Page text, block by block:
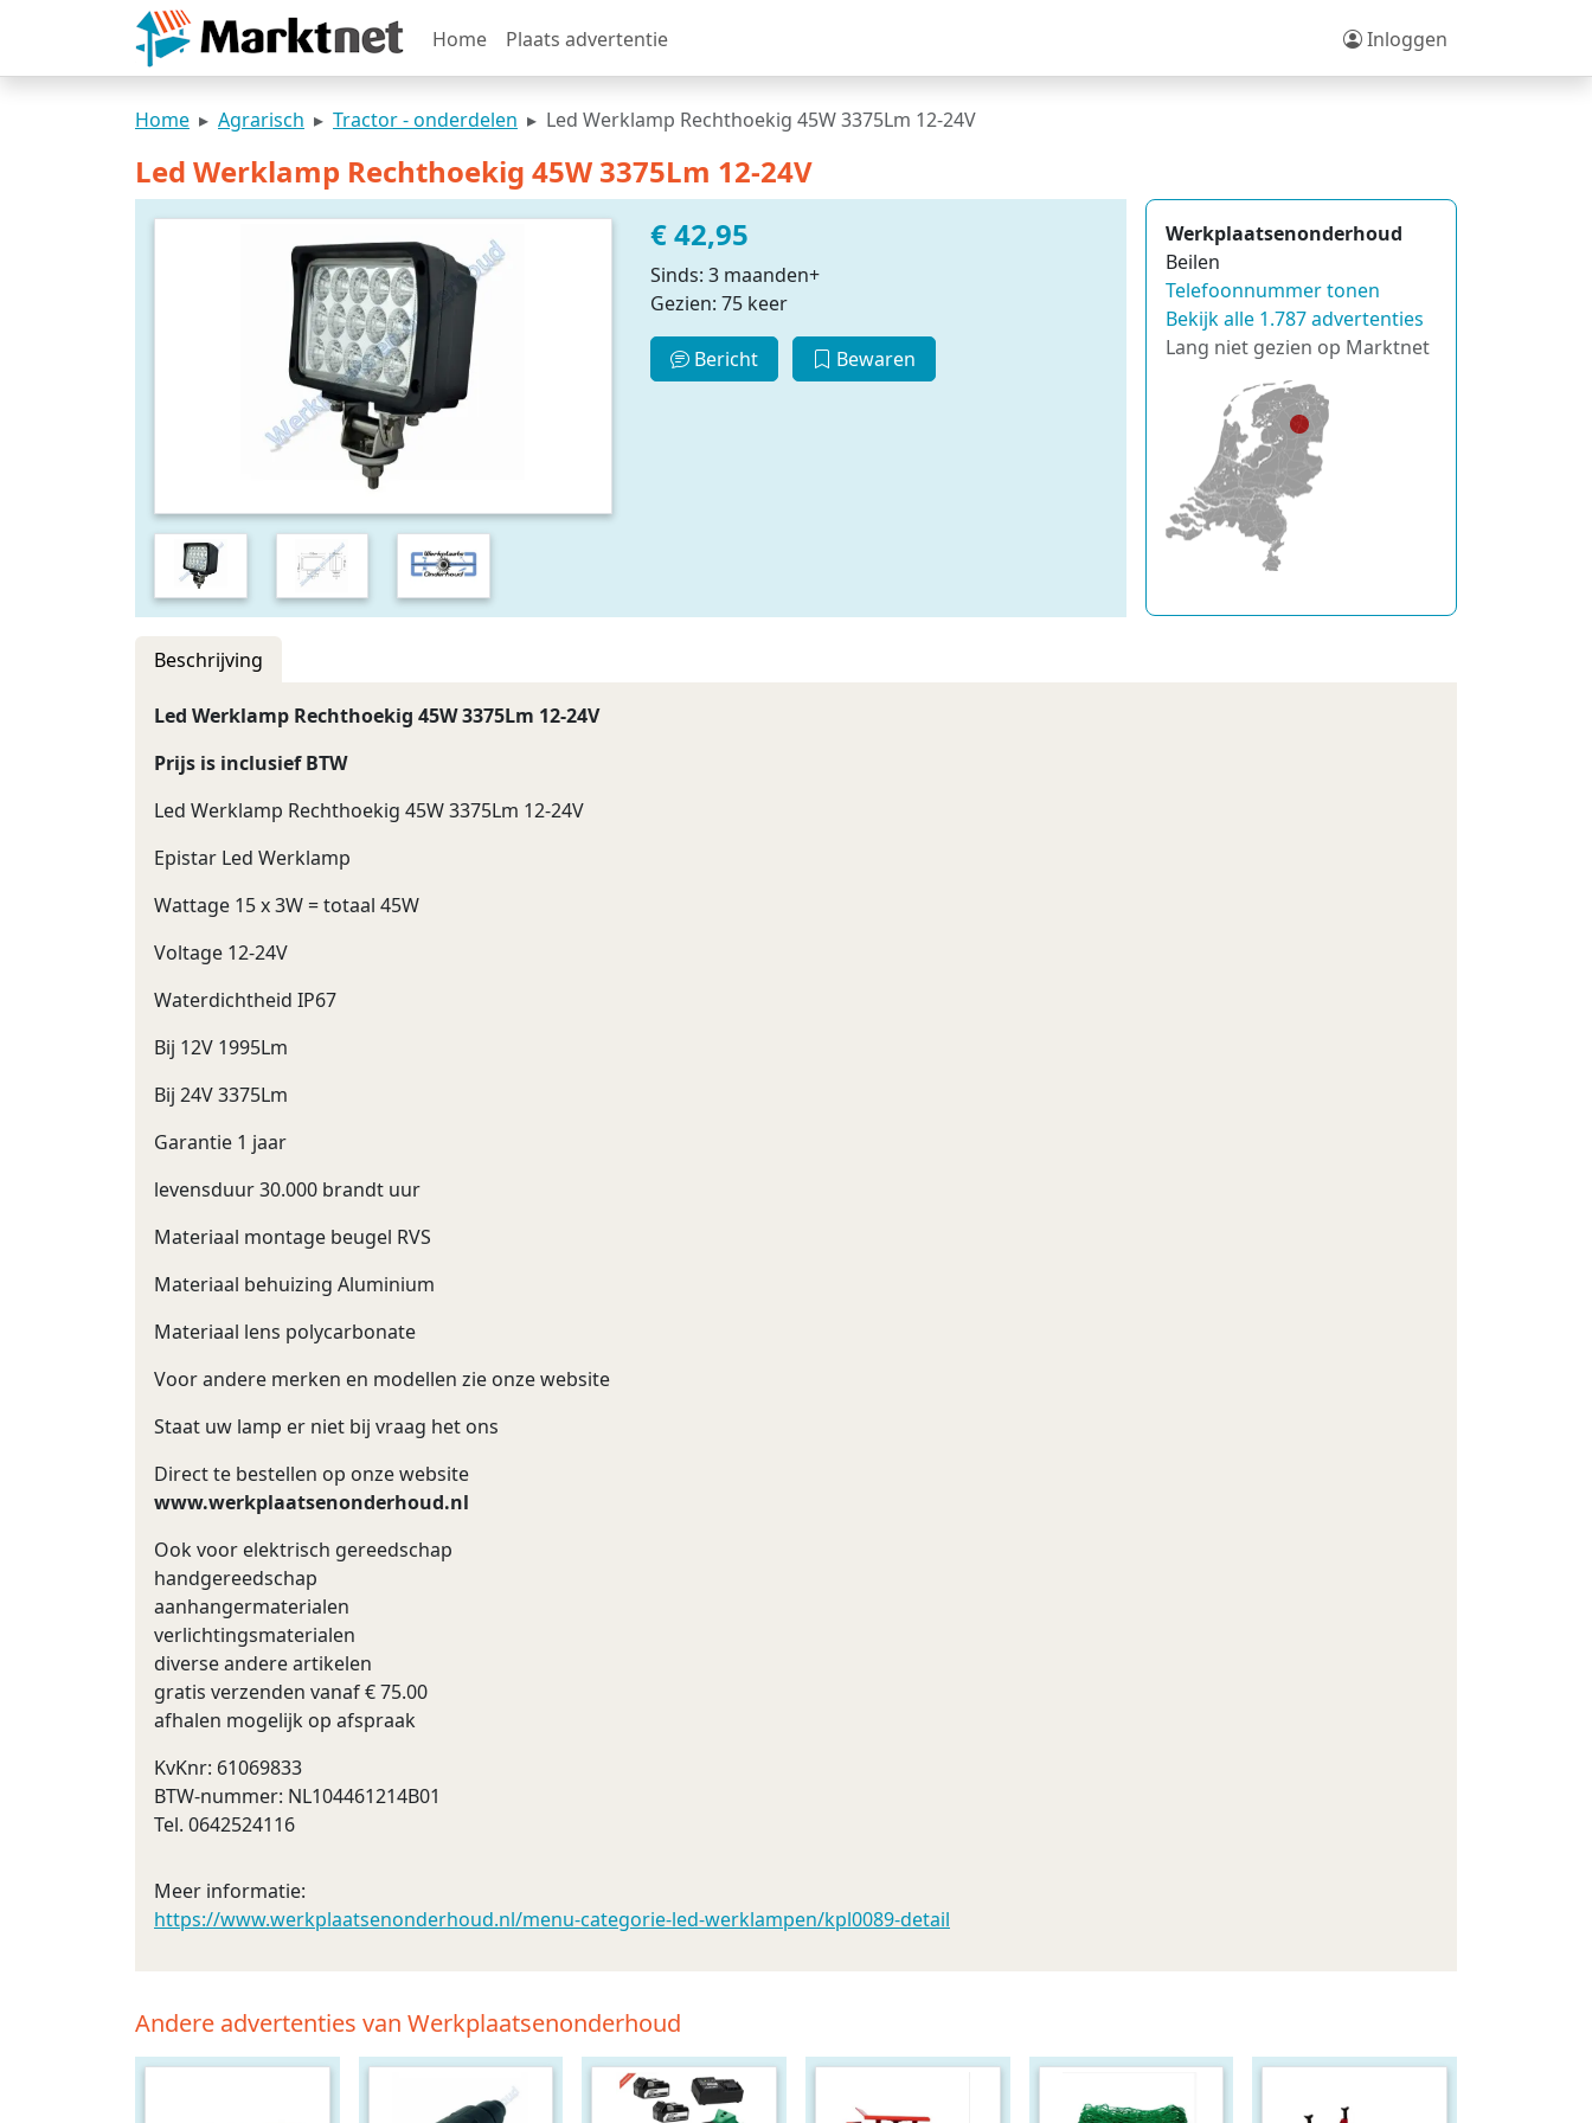
Home Plaats advertentie Inloggen
Home Agrarisch Tractor - onderdelen Led Werklamp Rechthoekig 45W 3375Lm 12-24V
Led Werklamp Rechthoekig 45W 3375Lm 12-24V
€ 42,95
Sinds: 3 maanden+
Gezien: 75 keer
Bericht Bewaren
Werkplaatsenonderhoud
Beilen
Telefoonnummer tonen
Bekijk alle 1.787 advertenties
Lang niet gezien op Marktnet
Beschrijving
Led Werklamp Rechthoekig 45W 3375Lm 12-24V
Prijs is inclusief BTW
Led Werklamp Rechthoekig 45W 3375Lm 12-24V
Epistar Led Werklamp
Wattage 15 x 3W = totaal 45W
Voltage 12-24V
Waterdichtheid IP67
Bij 12V 1995Lm
Bij 24V 3375Lm
Garantie 1 jaar
levensduur 30.000 brandt uur
Materiaal montage beugel RVS
Materiaal behuizing Aluminium
Materiaal lens polycarbonate
Voor andere merken en modellen zie onze website
Staat uw lamp er niet bij vraag het ons
Direct te bestellen op onze website
www.werkplaatsenonderhoud.nl
Ook voor elektrisch gereedschap
handgereedschap
aanhangermaterialen
verlichtingsmaterialen
diverse andere artikelen
gratis verzenden vanaf € 75.00
afhalen mogelijk op afspraak
KvKnr: 61069833
BTW-nummer: NL104461214B01
Tel. 0642524116
Meer informatie:
https://www.werkplaatsenonderhoud.nl/menu-categorie-led-werklampen/kpl0089-detail
Andere advertenties van Werkplaatsenonderhoud